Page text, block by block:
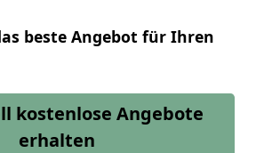
beste Angebot für Ihren
kostenlose Angebote
erhalten